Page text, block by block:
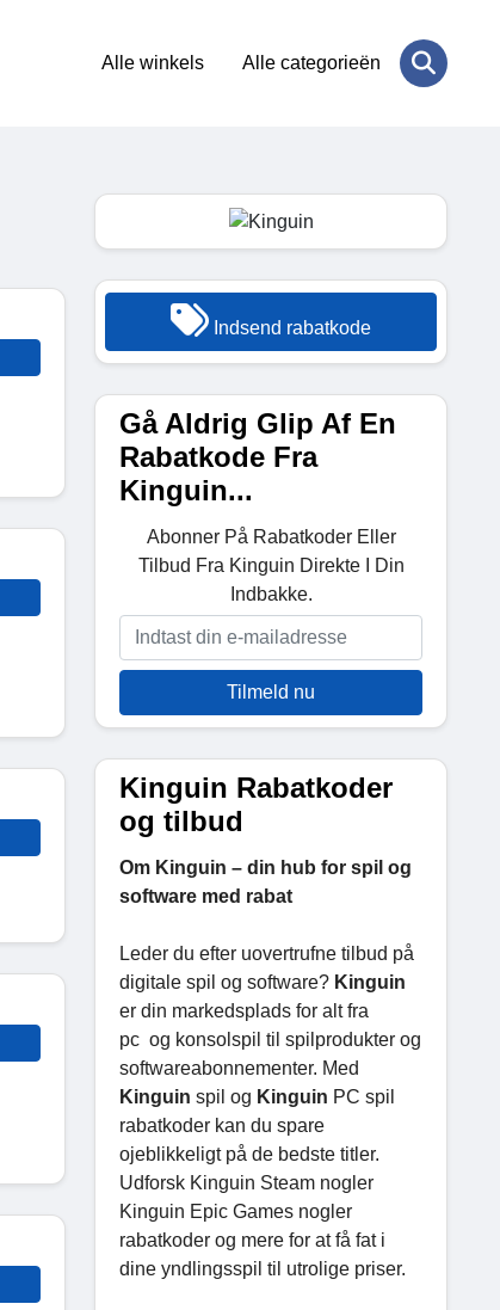
Alle winkels Alle categorieën
Indsend rabatkode
Gå Aldrig Glip Af En
Rabatkode Fra
Kinguin...
Abonner På Rabatkoder Eller
Tilbud Fra Kinguin Direkte I Din
Indbakke.
Tilmeld nu
Kinguin Rabatkoder
og tilbud
Om Kinguin – din hub for spil og
software med rabat
Leder du efter uovertrufne tilbud på
digitale spil og software? Kinguin
er din markedsplads for alt fra
pc og konsolspil til spilprodukter og
softwareabonnementer. Med
Kinguin spil og Kinguin PC spil
rabatkoder kan du spare
ojeblikkeligt på de bedste titler.
Udforsk Kinguin Steam nogler
Kinguin Epic Games nogler
rabatkoder og mere for at få fat i
dine yndlingsspil til utrolige priser.